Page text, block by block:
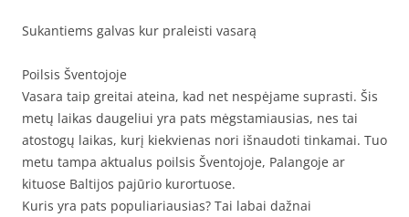
Sukantiems galvas kur praleisti vasarą
Poilsis Šventojoje
Vasara taip greitai ateina, kad net nespėjame suprasti. Šis
metų laikas daugeliui yra pats mėgstamiausias, nes tai
atostogų laikas, kurį kiekvienas nori išnaudoti tinkamai. Tuo
metu tampa aktualus poilsis Šventojoje, Palangoje ar
kituose Baltijos pajūrio kurortuose.
Kuris yra pats populiariausias? Tai labai dažnai